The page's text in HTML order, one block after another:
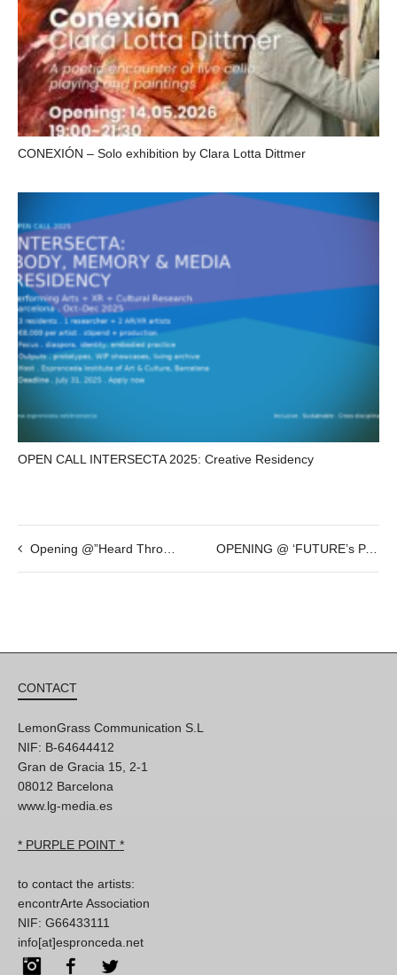
CONEXIÓN – Solo exhibition by Clara Lotta Dittmer
OPEN CALL INTERSECTA 2025: Creative Residency
Opening @”Heard Through Mixfull Eyes” by Savina Tarsitano & Morris Rosenzweig – JAN 20th – 19h30 OPENING @ ‘FUTURE’s PAST’ by Sven Marquardt – Dec 8th – 7pm
CONTACT
LemonGrass Communication S.L
NIF: B-64644412
Gran de Gracia 15, 2-1
08012 Barcelona
www.lg-media.es
* PURPLE POINT *
to contact the artists:
encontrArte Association
NIF: G66433111
info[at]espronceda.net
InstagramFacebook